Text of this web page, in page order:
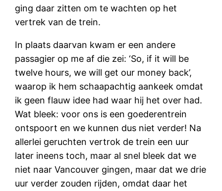
ging daar zitten om te wachten op het
vertrek van de trein.
In plaats daarvan kwam er een andere
passagier op me af die zei: ‘So, if it will be
twelve hours, we will get our money back’,
waarop ik hem schaapachtig aankeek omdat
ik geen flauw idee had waar hij het over had.
Wat bleek: voor ons is een goederentrein
ontspoort en we kunnen dus niet verder! Na
allerlei geruchten vertrok de trein een uur
later ineens toch, maar al snel bleek dat we
niet naar Vancouver gingen, maar dat we drie
uur verder zouden rijden, omdat daar het